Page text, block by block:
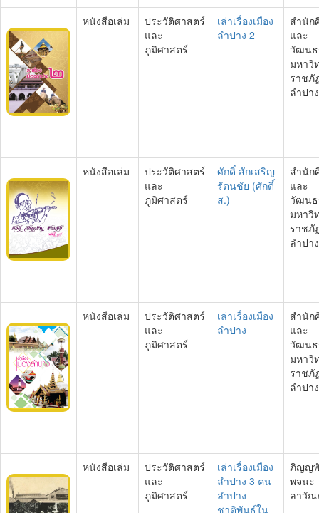
หนังสือเล่ม
ประวัติศาสตร์
และ
ภูมิศาสตร์
เล่าเรื่องเมือง
ลำปาง 2
สำนัก
และ
วัฒน
มหาวิ
ราชภั
ลำปาง
หนังสือเล่ม
ประวัติศาสตร์
และ
ภูมิศาสตร์
ศักดิ์ สักเสริญ
รัตนชัย (ศักดิ์
ส.)
สำนัก
และ
วัฒน
มหาวิ
ราชภั
ลำปาง
หนังสือเล่ม
ประวัติศาสตร์
และ
ภูมิศาสตร์
เล่าเรื่องเมือง
ลำปาง
สำนัก
และ
วัฒน
มหาวิ
ราชภั
ลำปาง
หนังสือเล่ม
ประวัติศาสตร์
และ
ภูมิศาสตร์
เล่าเรื่องเมือง
ลำปาง 3 คน
ลำปาง
ชาติพันธุ์ใน
ภิญญ
พจนะ
ลาวัณ